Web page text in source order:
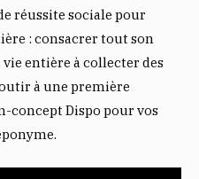
réussite sociale pour
: consacrer tout son
vie entière à collecter des
à une première
concept Dispo pour vos